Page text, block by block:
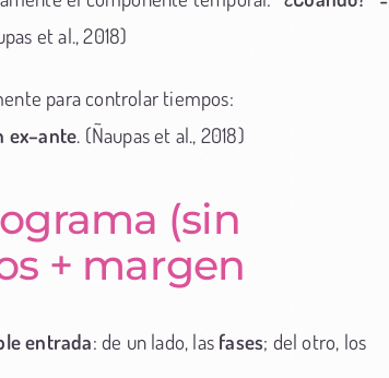
et al., 2018)
para controlar tiempos:
ex–ante. (Ñaupas et al., 2018)
(sin
+ margen
entrada: de un lado, las fases; del otro, los